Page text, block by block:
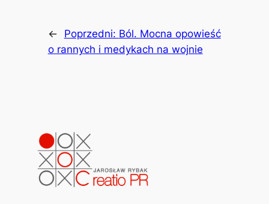
← Poprzedni: Ból. Mocna opowieść
o rannych i medykach na wojnie